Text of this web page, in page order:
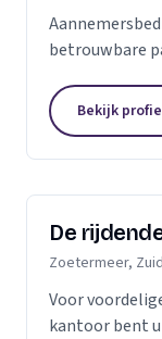
betrouwbare
om het
dakkapellen,...
Bekijk
De
Zoetermeer,
Voor
kantoor bent